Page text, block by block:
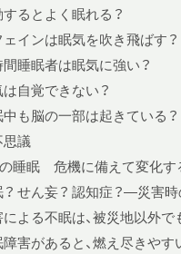
るとよく眠れる？
インは眠気を吹き飛ばす？
睡眠者は眠気に強い？
自覚できない？
も脳の一部は起きている？
思議
睡眠 危機に備えて変化す
？ せん妄？ 認知症？—災害
よる不眠は、被災地以外で
害があると、燃え尽きやす